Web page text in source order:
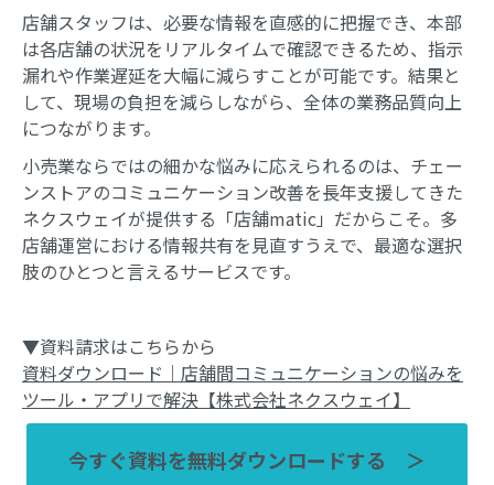
店舗スタッフは、必要な情報を直感的に把握でき、本部
は各店舗の状況をリアルタイムで確認できるため、指示
漏れや作業遅延を大幅に減らすことが可能です。結果と
して、現場の負担を減らしながら、全体の業務品質向上
につながります。
小売業ならではの細かな悩みに応えられるのは、チェー
ンストアのコミュニケーション改善を長年支援してきた
ネクスウェイが提供する「店舗matic」だからこそ。多
店舗運営における情報共有を見直すうえで、最適な選択
肢のひとつと言えるサービスです。
▼資料請求はこちらから
資料ダウンロード｜店舗間コミュニケーションの悩みを
ツール・アプリで解決【株式会社ネクスウェイ】
今すぐ資料を無料ダウンロードする　＞